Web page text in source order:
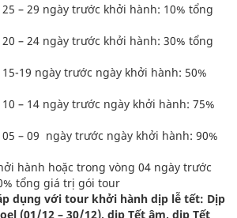
– 29 ngày trước khởi hành: 10% tổng
– 24 ngày trước khởi hành: 30% tổng
19 ngày trước ngày khởi hành: 50%
– 14 ngày trước ngày khởi hành: 75%
– 09 ngày trước ngày khởi hành: 90%
hành hoặc trong vòng 04 ngày trước
tổng giá trị gói tour
dụng với tour khởi hành dịp lễ tết: Dịp
(01/12 – 30/12), dịp Tết âm, dịp Tết